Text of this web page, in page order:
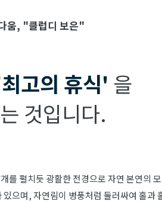
움, "클럽디 보은"
고의 휴식' 을
것입니다.
를 펼치듯 광활한 전경으로 자연 본연의
으며, 자연림이 병풍처럼 둘러싸여 홀과